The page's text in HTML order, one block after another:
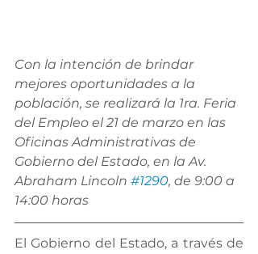
Con la intención de brindar
mejores oportunidades a la
población, se realizará la 1ra. Feria
del Empleo el 21 de marzo en las
Oficinas Administrativas de
Gobierno del Estado, en la Av.
Abraham Lincoln #1290, de 9:00 a
14:00 horas
El Gobierno del Estado, a través de